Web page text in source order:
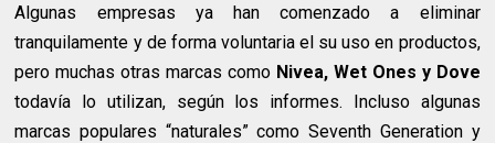
Algunas empresas ya han comenzado a eliminar
tranquilamente y de forma voluntaria el su uso en productos,
pero muchas otras marcas como Nivea, Wet Ones y Dove
todavía lo utilizan, según los informes. Incluso algunas
marcas populares “naturales” como Seventh Generation y